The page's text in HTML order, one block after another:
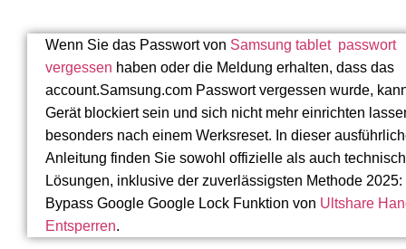
Wenn Sie das Passwort von Samsung tablet passwort
vergessen haben oder die Meldung erhalten, dass das
account.Samsung.com Passwort vergessen wurde,
Gerät blockiert sein und sich nicht mehr einrichten
besonders nach einem Werksreset. In dieser
Anleitung finden Sie sowohl offizielle als auch
Lösungen, inklusive der zuverlässigsten Methode 2025:
Bypass Google Google Lock Funktion von Ultshare
Entsperren.